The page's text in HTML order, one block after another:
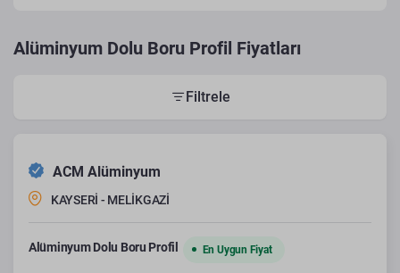
Alüminyum Dolu Boru Profil Fiyatları
Filtrele
ACM Alüminyum
KAYSERİ - MELİKGAZİ
Alüminyum Dolu Boru Profil En Uygun Fiyat